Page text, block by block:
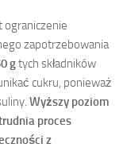
ograniczenie
zapotrzebowania
gtych składników
cukru, ponieważ
Wyższy poziom
proces
z